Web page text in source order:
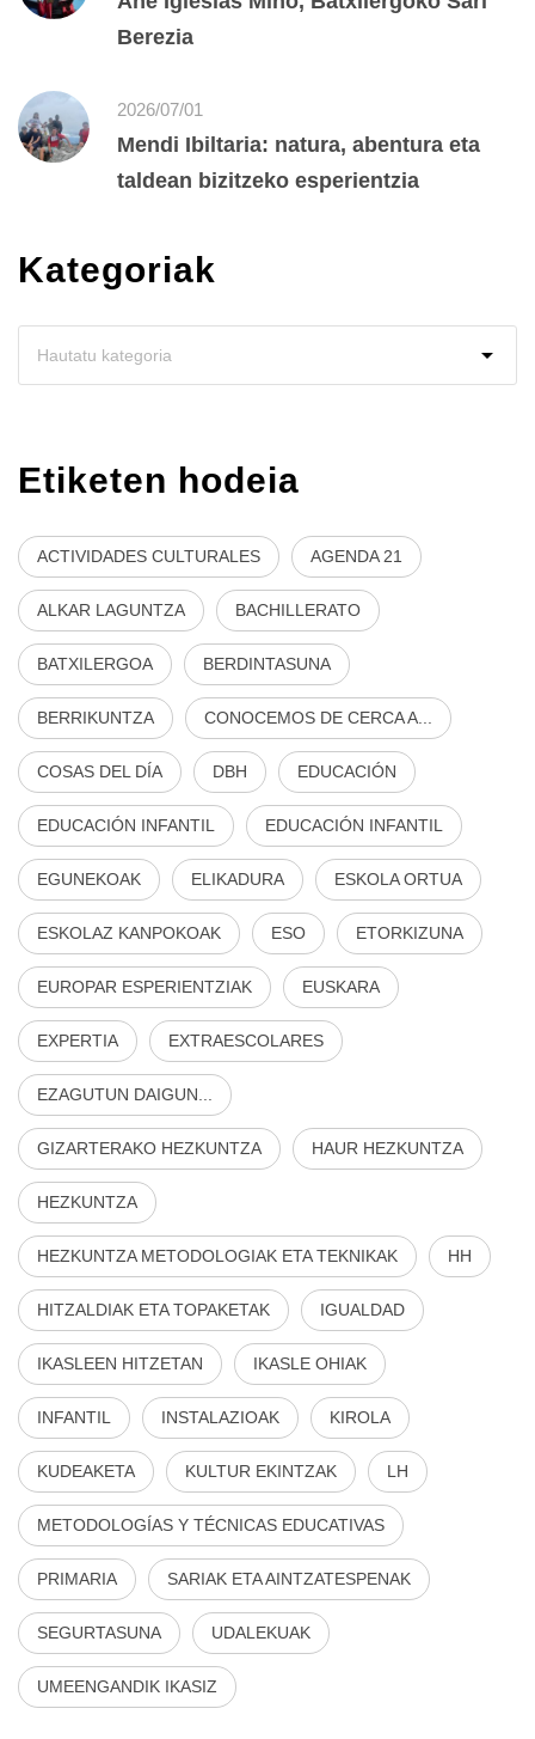
Berezia
2026/07/01
Mendi Ibiltaria: natura, abentura eta
taldean bizitzeko esperientzia
Kategoriak
Etiketen hodeia
ACTIVIDADES CULTURALES AGENDA 21
ALKAR LAGUNTZA BACHILLERATO
BATXILERGOA BERDINTASUNA
BERRIKUNTZA CONOCEMOS DE CERCA A...
COSAS DEL DÍA DBH EDUCACIÓN
EDUCACIÓN INFANTIL EDUCACIÓN INFANTIL
EGUNEKOAK ELIKADURA ESKOLA ORTUA
ESKOLAZ KANPOKOAK ESO ETORKIZUNA
EUROPAR ESPERIENTZIAK EUSKARA
EXPERTIA EXTRAESCOLARES
EZAGUTUN DAIGUN...
GIZARTERAKO HEZKUNTZA HAUR HEZKUNTZA
HEZKUNTZA
HEZKUNTZA METODOLOGIAK ETA TEKNIKAK HH
HITZALDIAK ETA TOPAKETAK IGUALDAD
IKASLEEN HITZETAN IKASLE OHIAK
INFANTIL INSTALAZIOAK KIROLA
KUDEAKETA KULTUR EKINTZAK LH
METODOLOGÍAS Y TÉCNICAS EDUCATIVAS
PRIMARIA SARIAK ETA AINTZATESPENAK
SEGURTASUNA UDALEKUAK
UMEENGANDIK IKASIZ